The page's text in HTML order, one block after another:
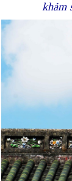
khảm